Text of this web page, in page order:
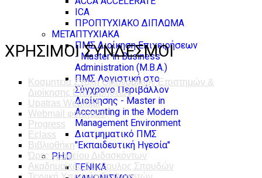
ICA
ΠΡΟΠΤΥΧΙΑΚΟ ΔΙΠΛΩΜΑ
ΜΕΤΑΠΤΥΧΙΑΚΑ
ΠΜΣ Διοίκηση Επιχειρήσεων
- Master in Business
Administration (M.B.A.)
ΠΜΣ Λογιστική στο
Σύγχρονο Περιβάλλον
Διοίκησης - Master in
Accounting in the Modern
Management Environment
Διατμηματικό ΠΜΣ
"Εκπαιδευτική Ηγεσία"
PH.D
ΓΕΝΙΚΑ
ΧΡΗΣΙΜΟΙ ΣΥΝΔΕΣΜΟΙ
Κοσμητεία Σχολή Οικονομικών Επιστημών &
Διοίκησης Επιχειρήσεων
Upatras Webmail
Webmail φοιτητών
Progress
Eclass
Βιβλιοθήκη
Ώρες γραφείου Διδασκόντων
Ακαδημαϊκός Σύμβουλος Σπουδών